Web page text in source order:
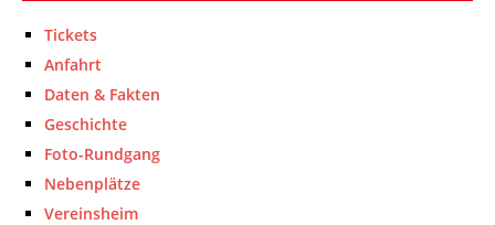
Tickets
Anfahrt
Daten & Fakten
Geschichte
Foto-Rundgang
Nebenplätze
Vereinsheim